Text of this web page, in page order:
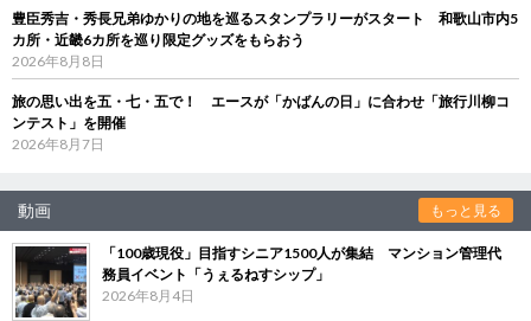
豊臣秀吉・秀長兄弟ゆかりの地を巡るスタンプラリーがスタート 和歌山市内5
カ所・近畿6カ所を巡り限定グッズをもらおう
2026年8月8日
旅の思い出を五・七・五で！ エースが「かばんの日」に合わせ「旅行川柳コ
ンテスト」を開催
2026年8月7日
動画 もっと見る
「100歳現役」目指すシニア1500人が集結 マンション管理代
務員イベント「うぇるねすシップ」
2026年8月4日